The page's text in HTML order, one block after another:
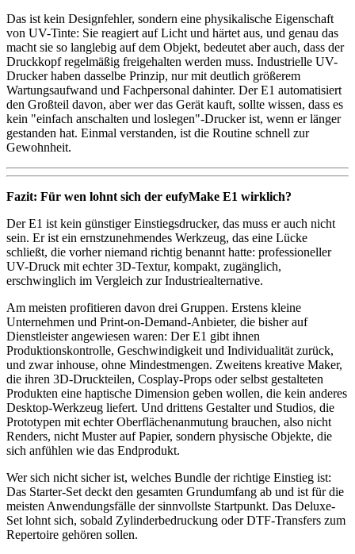
Das ist kein Designfehler, sondern eine physikalische Eigenschaft
von UV-Tinte: Sie reagiert auf Licht und härtet aus, und genau das
macht sie so langlebig auf dem Objekt, bedeutet aber auch, dass der
Druckkopf regelmäßig freigehalten werden muss. Industrielle UV-
Drucker haben dasselbe Prinzip, nur mit deutlich größerem
Wartungsaufwand und Fachpersonal dahinter. Der E1 automatisiert
den Großteil davon, aber wer das Gerät kauft, sollte wissen, dass es
kein "einfach anschalten und loslegen"-Drucker ist, wenn er länger
gestanden hat. Einmal verstanden, ist die Routine schnell zur
Gewohnheit.
Fazit: Für wen lohnt sich der eufyMake E1 wirklich?
Der E1 ist kein günstiger Einstiegsdrucker, das muss er auch nicht
sein. Er ist ein ernstzunehmendes Werkzeug, das eine Lücke
schließt, die vorher niemand richtig benannt hatte: professioneller
UV-Druck mit echter 3D-Textur, kompakt, zugänglich,
erschwinglich im Vergleich zur Industriealternative.
Am meisten profitieren davon drei Gruppen. Erstens kleine
Unternehmen und Print-on-Demand-Anbieter, die bisher auf
Dienstleister angewiesen waren: Der E1 gibt ihnen
Produktionskontrolle, Geschwindigkeit und Individualität zurück,
und zwar inhouse, ohne Mindestmengen. Zweitens kreative Maker,
die ihren 3D-Druckteilen, Cosplay-Props oder selbst gestalteten
Produkten eine haptische Dimension geben wollen, die kein anderes
Desktop-Werkzeug liefert. Und drittens Gestalter und Studios, die
Prototypen mit echter Oberflächenanmutung brauchen, also nicht
Renders, nicht Muster auf Papier, sondern physische Objekte, die
sich anfühlen wie das Endprodukt.
Wer sich nicht sicher ist, welches Bundle der richtige Einstieg ist:
Das Starter-Set deckt den gesamten Grundumfang ab und ist für die
meisten Anwendungsfälle der sinnvollste Startpunkt. Das Deluxe-
Set lohnt sich, sobald Zylinderbedruckung oder DTF-Transfers zum
Repertoire gehören sollen.